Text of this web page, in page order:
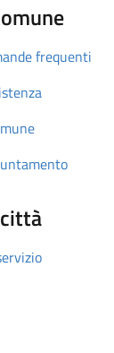
frequenti